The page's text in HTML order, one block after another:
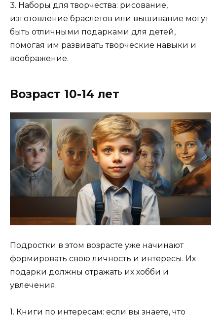
3. Наборы для творчества: рисование,
изготовление браслетов или вышивание могут
быть отличными подарками для детей,
помогая им развивать творческие навыки и
воображение.
Возраст 10-14 лет
Подростки в этом возрасте уже начинают
формировать свою личность и интересы. Их
подарки должны отражать их хобби и
увлечения.
1. Книги по интересам: если вы знаете, что